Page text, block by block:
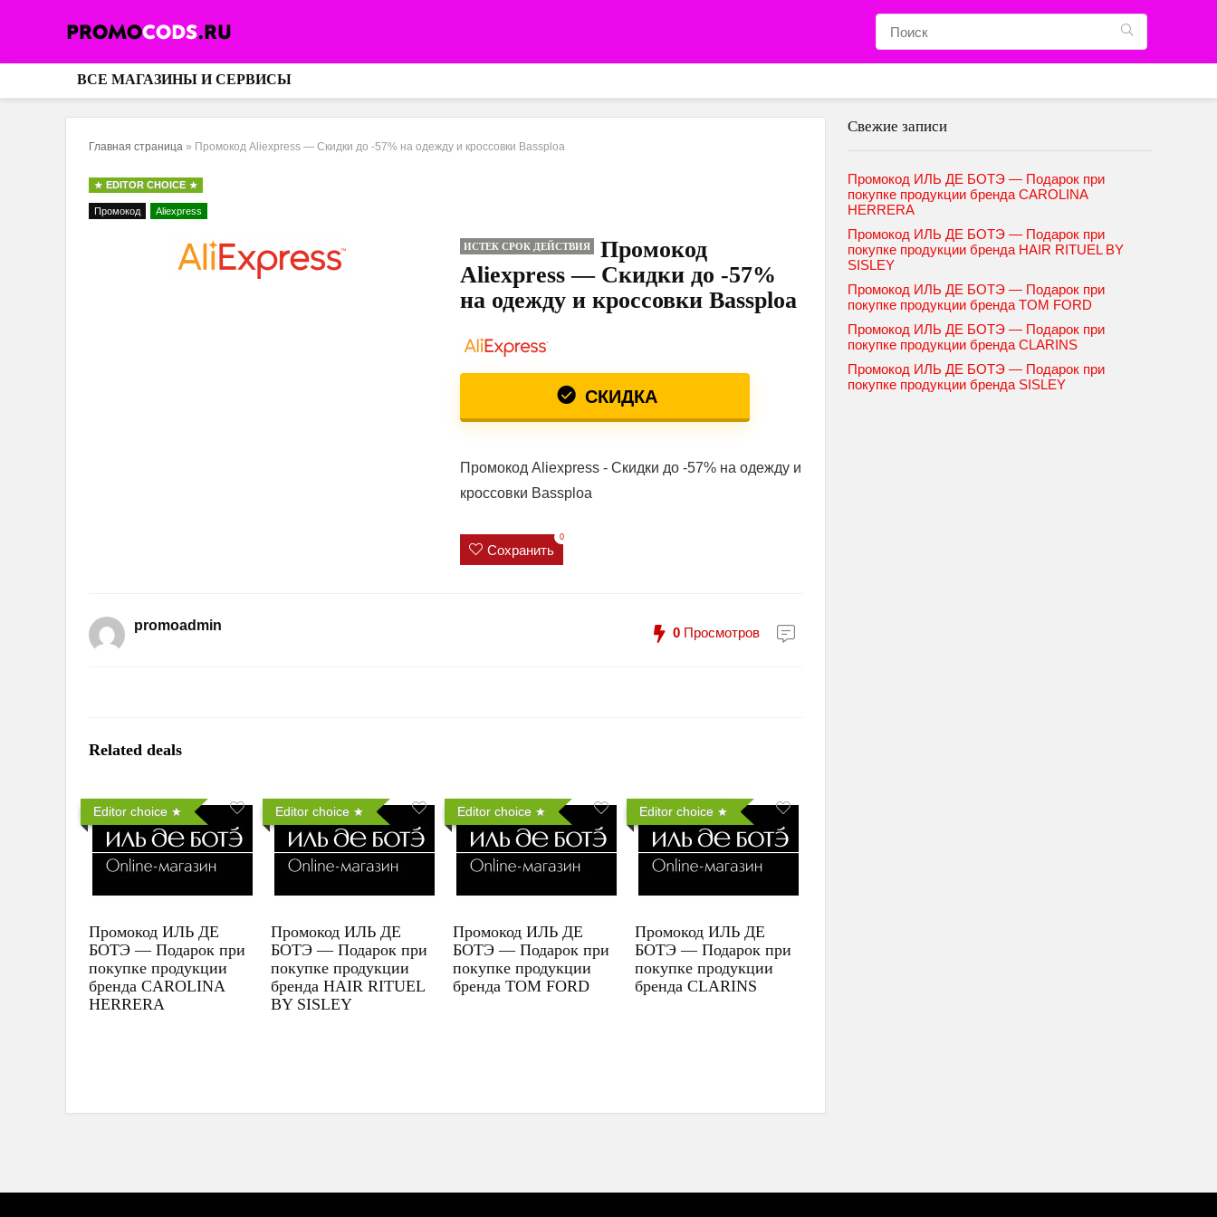
ВСЕ МАГАЗИНЫ И СЕРВИСЫ
Главная страница » Промокод Aliexpress — Скидки до -57% на одежду и кроссовки Bassploa
EDITOR CHOICE
Промокод Aliexpress
ИСТЕК СРОК ДЕЙСТВИЯ
Промокод
Aliexpress — Скидки до -57%
на одежду и кроссовки Bassploa
СКИДКА
Промокод Aliexpress - Скидки до -57% на одежду и
кроссовки Bassploa
Сохранить
0
promoadmin 0 Просмотров
Related deals
Editor choice
Промокод ИЛЬ ДЕ
БОТЭ — Подарок при
покупке продукции
бренда CAROLINA
HERRERA
Editor choice
Промокод ИЛЬ ДЕ
БОТЭ — Подарок при
покупке продукции
бренда HAIR RITUEL
BY SISLEY
Editor choice
Промокод ИЛЬ ДЕ
БОТЭ — Подарок при
покупке продукции
бренда TOM FORD
Editor choice
Промокод ИЛЬ ДЕ
БОТЭ — Подарок при
покупке продукции
бренда CLARINS
Свежие записи
Промокод ИЛЬ ДЕ БОТЭ — Подарок при
покупке продукции бренда CAROLINA
HERRERA
Промокод ИЛЬ ДЕ БОТЭ — Подарок при
покупке продукции бренда HAIR RITUEL BY
SISLEY
Промокод ИЛЬ ДЕ БОТЭ — Подарок при
покупке продукции бренда TOM FORD
Промокод ИЛЬ ДЕ БОТЭ — Подарок при
покупке продукции бренда CLARINS
Промокод ИЛЬ ДЕ БОТЭ — Подарок при
покупке продукции бренда SISLEY